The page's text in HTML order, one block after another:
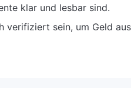
klar und lesbar sind.
verifiziert sein, um Geld